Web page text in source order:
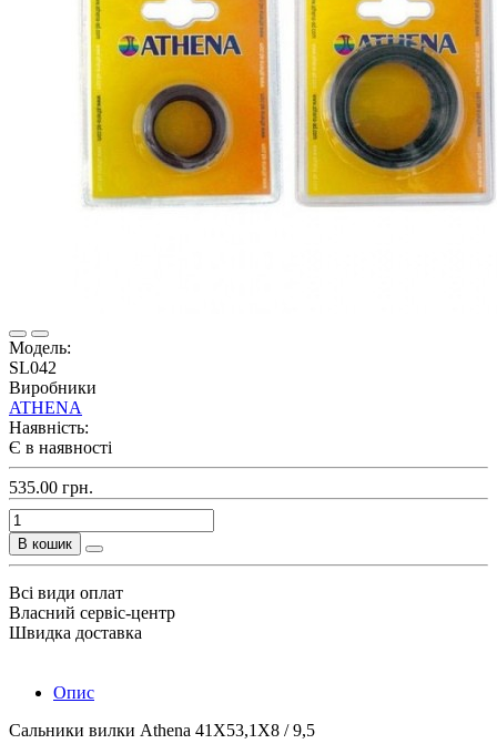
Модель:
SL042
Виробники
ATHENA
Наявність:
Є в наявності
535.00 грн.
В кошик
Всі види оплат
Власний сервіс-центр
Швидка доставка
Опис
Сальники вилки Athena 41X53,1X8 / 9,5